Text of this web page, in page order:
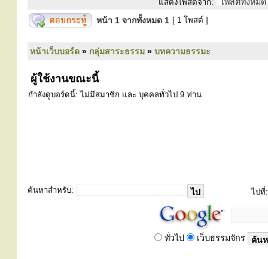
แสดงโพสต์จาก:
หน้า 1 จากทั้งหมด 1 [ 1 โพสต์ ]
หน้าเว็บบอร์ด » กลุ่มสาระธรรม » บทความธรรมะ
ผู้ใช้งานขณะนี้
กำลังดูบอร์ดนี้: ไม่มีสมาชิก และ บุคคลทั่วไป 9 ท่าน
ค้นหาสำหรับ: ไปที่:
ทั่วไป เว็บธรรมจักร